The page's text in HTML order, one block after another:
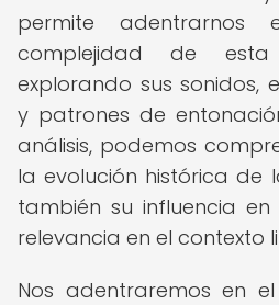
permite
complejidad de
explorando sus sonidos,
y patrones de
análisis, podemos
la evolución histórica de
también su influencia
relevancia en el contexto
Nos adentraremos en